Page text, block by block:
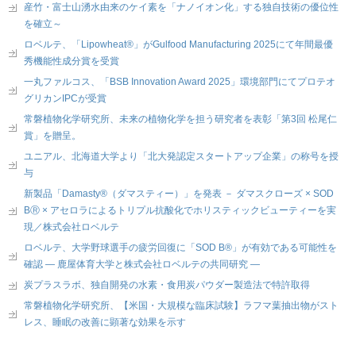
産竹・富士山湧水由来のケイ素を「ナノイオン化」する独自技術の優位性
を確立～
ロベルテ、「Lipowheat®」がGulfood Manufacturing 2025にて年間最優
秀機能性成分賞を受賞
一丸ファルコス、「BSB Innovation Award 2025」環境部門にてプロテオ
グリカンIPCが受賞
常磐植物化学研究所、未来の植物化学を担う研究者を表彰「第3回 松尾仁
賞」を贈呈。
ユニアル、北海道大学より「北大発認定スタートアップ企業」の称号を授
与
新製品「Damasty®（ダマスティー）」を発表 － ダマスクローズ × SOD
BⓇ × アセロラによるトリプル抗酸化でホリスティックビューティーを実
現／株式会社ロベルテ
ロベルテ、大学野球選手の疲労回復に「SOD B®」が有効である可能性を
確認 ― 鹿屋体育大学と株式会社ロベルテの共同研究 ―
炭プラスラボ、独自開発の水素・食用炭パウダー製造法で特許取得
常磐植物化学研究所、【米国・大規模な臨床試験】ラフマ葉抽出物がスト
レス、睡眠の改善に顕著な効果を示す